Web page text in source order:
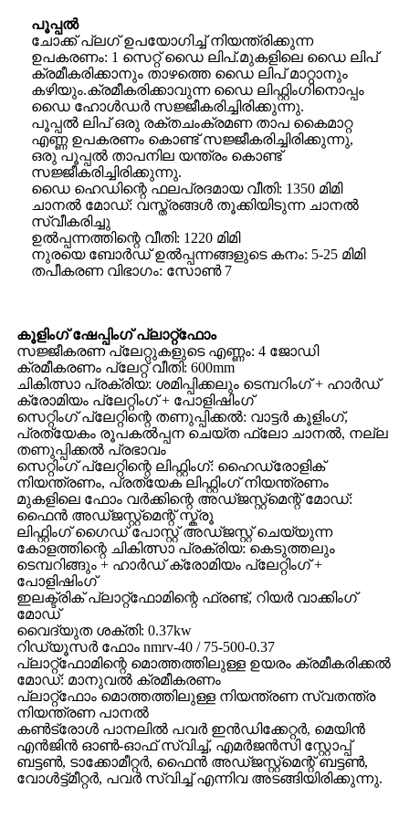
പൂപ്പൽ
ചോക്ക് പ്ലഗ് ഉപയോഗിച്ച് നിയന്ത്രിക്കുന്ന
ഉപകരണം: 1 സെറ്റ് ഡൈ ലിപ്.മുകളിലെ ഡൈ ലിപ്
ക്രമീകരിക്കാനും താഴത്തെ ഡൈ ലിപ് മാറ്റാനും
കഴിയും.ക്രമീകരിക്കാവുന്ന ഡൈ ലിഫ്റ്റിംഗിനൊപ്പം
ഡൈ ഹോൾഡർ സജ്ജീകരിച്ചിരിക്കുന്നു.
പൂപ്പൽ ലിപ് ഒരു രക്തചംക്രമണ താപ കൈമാറ്റ
എണ്ണ ഉപകരണം കൊണ്ട് സജ്ജീകരിച്ചിരിക്കുന്നു,
ഒരു പൂപ്പൽ താപനില യന്ത്രം കൊണ്ട്
സജ്ജീകരിച്ചിരിക്കുന്നു.
ഡൈ ഹെഡിന്റെ ഫലപ്രദമായ വീതി: 1350 മിമി
ചാനൽ മോഡ്: വസ്ത്രങ്ങൾ തൂക്കിയിടുന്ന ചാനൽ
സ്വീകരിച്ചു
ഉൽപ്പന്നത്തിന്റെ വീതി: 1220 മിമി
നുരയെ ബോർഡ് ഉൽപ്പന്നങ്ങളുടെ കനം: 5-25 മിമി
തപീകരണ വിഭാഗം: സോൺ 7
കൂളിംഗ് ഷേപ്പിംഗ് പ്ലാറ്റ്ഫോം
സജ്ജീകരണ പ്ലേറ്റുകളുടെ എണ്ണം: 4 ജോഡി
ക്രമീകരണം പ്ലേറ്റ് വീതി: 600mm
ചികിത്സാ പ്രക്രിയ: ശമിപ്പിക്കലും ടെമ്പറിംഗ് + ഹാർഡ്
ക്രോമിയം പ്ലേറ്റിംഗ് + പോളിഷിംഗ്
സെറ്റിംഗ് പ്ലേറ്റിന്റെ തണുപ്പിക്കൽ: വാട്ടർ കൂളിംഗ്,
പ്രത്യേകം രൂപകൽപ്പന ചെയ്ത ഫ്ലോ ചാനൽ, നല്ല
തണുപ്പിക്കൽ പ്രഭാവം
സെറ്റിംഗ് പ്ലേറ്റിന്റെ ലിഫ്റ്റിംഗ്: ഹൈഡ്രോളിക്
നിയന്ത്രണം, പ്രത്യേക ലിഫ്റ്റിംഗ് നിയന്ത്രണം
മുകളിലെ ഫോം വർക്കിന്റെ അഡ്ജസ്റ്റ്മെന്റ് മോഡ്:
ഫൈൻ അഡ്ജസ്റ്റ്മെന്റ് സ്ക്രൂ
ലിഫ്റ്റിംഗ് ഗൈഡ് പോസ്റ്റ് അഡ്ജസ്റ്റ് ചെയ്യുന്ന
കോളത്തിന്റെ ചികിത്സാ പ്രക്രിയ: കെടുത്തലും
ടെമ്പറിങ്ങും + ഹാർഡ് ക്രോമിയം പ്ലേറ്റിംഗ് +
പോളിഷിംഗ്
ഇലക്ട്രിക് പ്ലാറ്റ്‌ഫോമിന്റെ ഫ്രണ്ട്, റിയർ വാക്കിംഗ്
മോഡ്
വൈദ്യുത ശക്തി: 0.37kw
റിഡ്യൂസർ ഫോം nmrv-40 / 75-500-0.37
പ്ലാറ്റ്‌ഫോമിന്റെ മൊത്തത്തിലുള്ള ഉയരം ക്രമീകരിക്കൽ
മോഡ്: മാനുവൽ ക്രമീകരണം
പ്ലാറ്റ്ഫോം മൊത്തത്തിലുള്ള നിയന്ത്രണ സ്വതന്ത്ര
നിയന്ത്രണ പാനൽ
കൺട്രോൾ പാനലിൽ പവർ ഇൻഡിക്കേറ്റർ, മെയിൻ
എൻജിൻ ഓൺ-ഓഫ് സ്വിച്ച്, എമർജൻസി സ്റ്റോപ്പ്
ബട്ടൺ, ടാക്കോമീറ്റർ, ഫൈൻ അഡ്ജസ്റ്റ്മെന്റ് ബട്ടൺ,
വോൾട്ട്മീറ്റർ, പവർ സ്വിച്ച് എന്നിവ അടങ്ങിയിരിക്കുന്നു.